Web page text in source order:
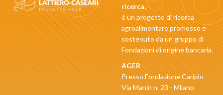
ricerca,
è un progetto di ricerca
agroalimentare promosso e
sostenuto da un gruppo di
Fondazioni di origine bancaria.
AGER
Presso Fondazione Cariplo
Via Manin n. 23 - Milano